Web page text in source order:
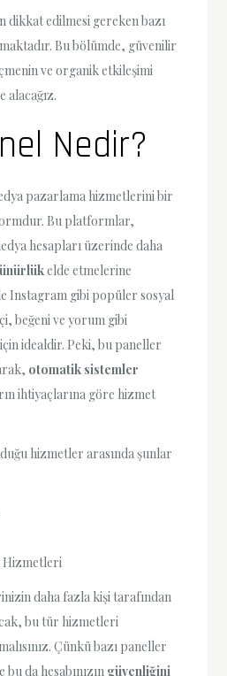
dikkat edilmesi gereken bazı
Bu bölümde, güvenilir
ve organik etkileşimi
alacağız.
Nedir?
pazarlama hizmetlerini bir
Bu platformlar,
hesapları üzerinde daha
elde etmelerine
Instagram gibi popüler sosyal
beğeni ve yorum gibi
idealdir. Peki, bu paneller
otomatik sistemler
ihtiyaçlarına göre hizmet
hizmetler arasında şunlar
Hizmetleri
daha fazla kişi tarafından
bu tür hizmetleri
Çünkü bazı paneller
da hesabınızın güvenliğini